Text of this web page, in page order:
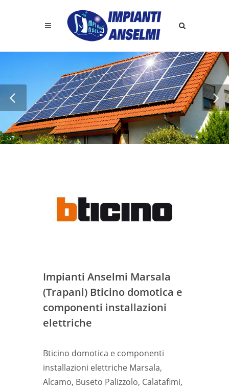
Impianti Anselmi Marsala
(Trapani) Bticino domotica e
componenti installazioni
elettriche
Bticino domotica e componenti
installazioni elettriche Marsala,
Alcamo, Buseto Palizzolo, Calatafimi,